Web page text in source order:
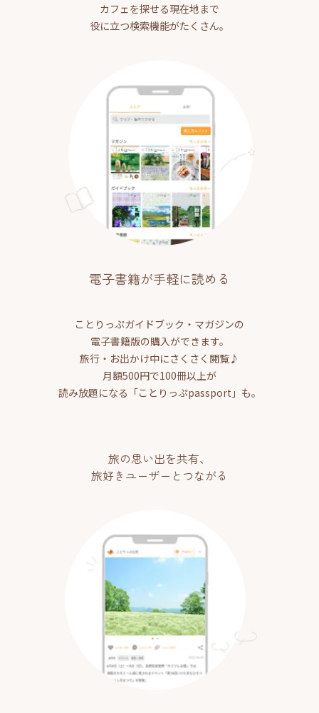
カフェを探せる現在地まで
役に立つ検索機能がたくさん。
電子書籍が手軽に読める
ことりっぷガイドブック・マガジンの
電子書籍版の購入ができます。
旅行・お出かけ中にさくさく閲覧♪
月額500円で100冊以上が
読み放題になる「ことりっぷpassport」も。
旅の思い出を共有、
旅好きユーザーとつながる